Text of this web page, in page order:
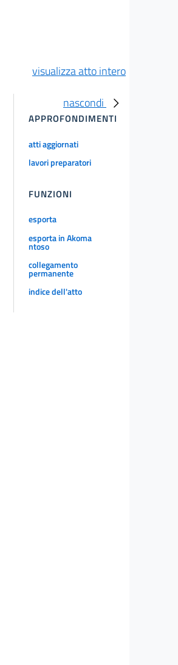
visualizza atto intero
nascondi
APPROFONDIMENTI
atti aggiornati
lavori preparatori
FUNZIONI
esporta
esporta in Akoma
ntoso
collegamento
permanente
indice dell'atto